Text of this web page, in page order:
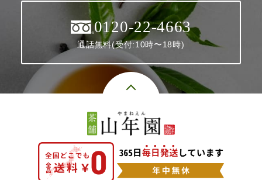
0120-22-4663
通話無料(受付:10時〜18時)